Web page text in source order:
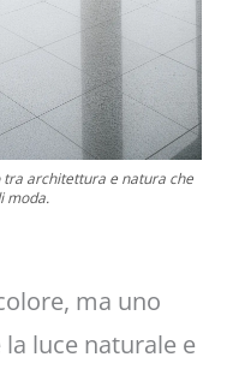
tra architettura e natura che
moda.
ma uno
luce naturale e